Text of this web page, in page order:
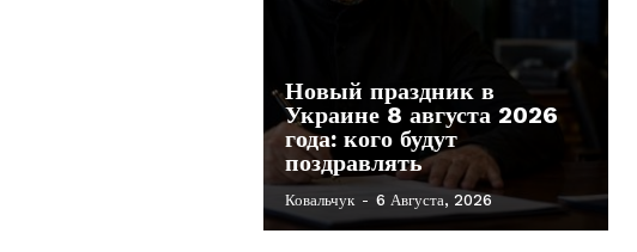
Новый праздник в
Украине 8 августа 2026
года: кого будут
поздравлять
Ковальчук - 6 Августа, 2026